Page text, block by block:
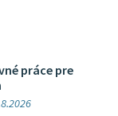
práce pre